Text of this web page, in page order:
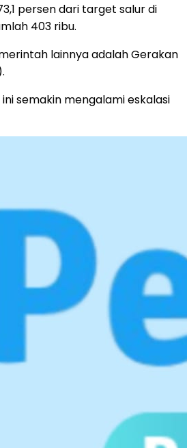
persen dari target salur di
403 ribu.
lainnya adalah Gerakan
semakin mengalami eskalasi